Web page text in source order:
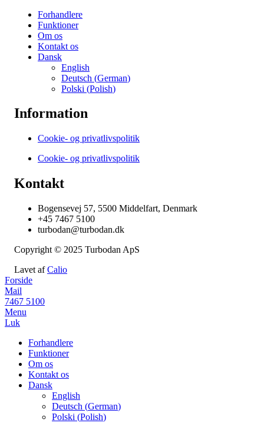
Forhandlere
Funktioner
Om os
Kontakt os
Dansk
English
Deutsch (German)
Polski (Polish)
Information
Cookie- og privatlivspolitik
Cookie- og privatlivspolitik
Kontakt
Bogensevej 57, 5500 Middelfart, Denmark
+45 7467 5100
turbodan@turbodan.dk
Copyright © 2025 Turbodan ApS
Lavet afCalio
Forside
Mail
7467 5100
Menu
Luk
Forhandlere
Funktioner
Om os
Kontakt os
Dansk
English
Deutsch (German)
Polski (Polish)